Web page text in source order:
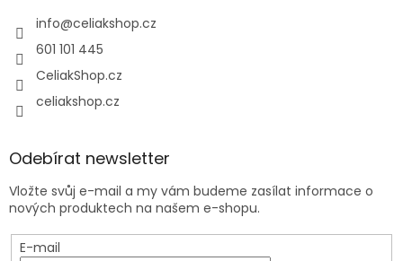
info@celiakshop.cz
601 101 445
CeliakShop.cz
celiakshop.cz
Odebírat newsletter
Vložte svůj e-mail a my vám budeme zasílat informace o
nových produktech na našem e-shopu.
E-mail